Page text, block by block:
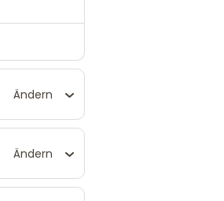
Ändern
Ändern